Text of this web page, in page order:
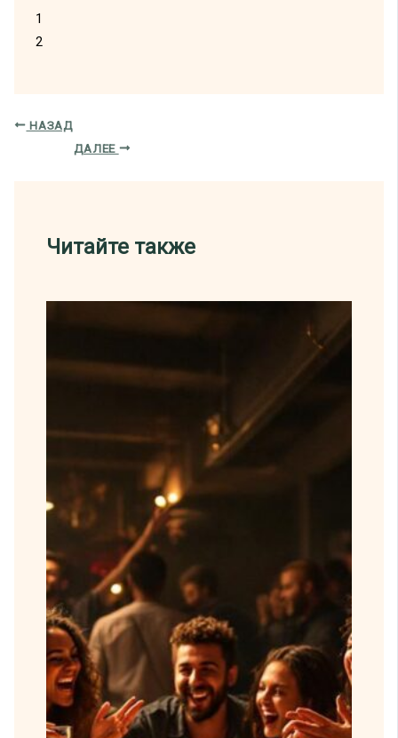
1
2
НАЗАД
ДАЛЕЕ
Читайте также